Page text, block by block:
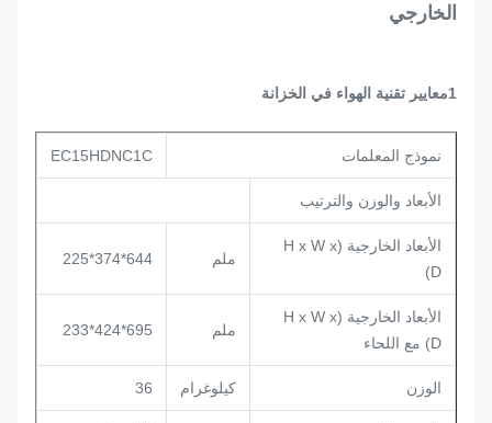
الخارجي
1معايير تقنية الهواء في الخزانة
نموذج المعلمات EC15HDNC1C
الأبعاد والوزن والترتيب
الأبعاد الخارجية (H x W x
D)
ملم 644*374*225
الأبعاد الخارجية (H x W x
D) مع اللحاء
ملم 695*424*233
الوزن كيلوغرام 36